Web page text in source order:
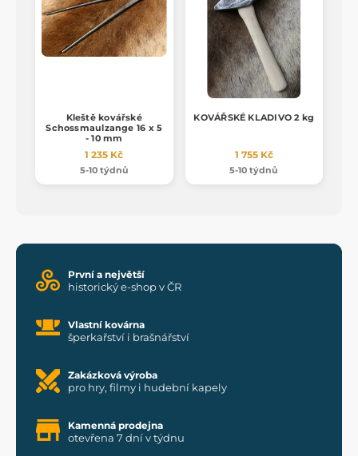
Kleště kovářské
Schossmaulzange 16 x 5
- 10 mm
1 235 Kč
5-10 týdnů
KOVÁŘSKÉ KLADIVO 2 kg
1 755 Kč
5-10 týdnů
První a největší
historický e-shop v ČR
Vlastní kovárna
šperkařství i brašnářství
Zakázková výroba
pro hry, filmy i hudební kapely
Kamenná prodejna
otevřena 7 dní v týdnu